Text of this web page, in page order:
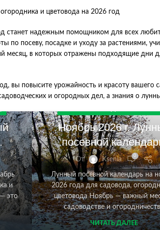
и цветовода на 2026 год
станет надежным помощником для всех
по посеву, посадке и уходу за растениями,
в которых отражены подходящие дни
вы повысите урожайность и красоту
и огородных дел, а знания о
и
это
Ноябрь 2026 г.
посевной
От Ksenia 0
Лунный посевной календарь на
2026 года для садовода,
цветовода Ноябрь — важный
садоводстве и
ЧИТАТЬ ДАЛЕЕ